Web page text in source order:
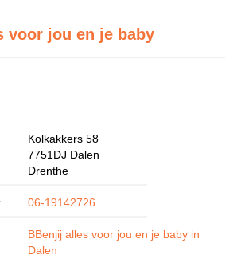
voor jou en je baby
Kolkakkers 58
7751DJ Dalen
Drenthe
06-19142726
BBenjij alles voor jou en je baby in
Dalen